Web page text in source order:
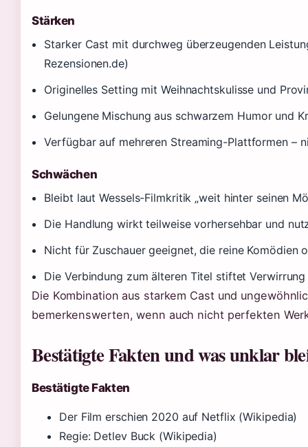
Stärken
Starker Cast mit durchweg überzeugenden
Rezensionen.de)
Originelles Setting mit Weihnachtskulisse und
Gelungene Mischung aus schwarzem Humor und
Verfügbar auf mehreren Streaming-Plattformen –
Schwächen
Bleibt laut Wessels-Filmkritik „weit hinter seinen
Die Handlung wirkt teilweise vorhersehbar und
Nicht für Zuschauer geeignet, die reine Komödien
Die Verbindung zum älteren Titel stiftet
Die Kombination aus starkem Cast und
bemerkenswerten, wenn auch nicht perfekten
Bestätigte Fakten und was unklar
Bestätigte Fakten
Der Film erschien 2020 auf Netflix (Wikipedia)
Regie: Detlev Buck (Wikipedia)